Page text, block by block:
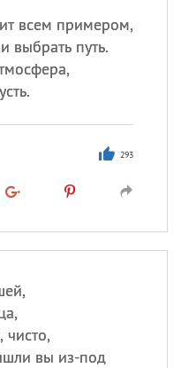
всем примером,
выбрать путь.
293
чисто,
вы из-под